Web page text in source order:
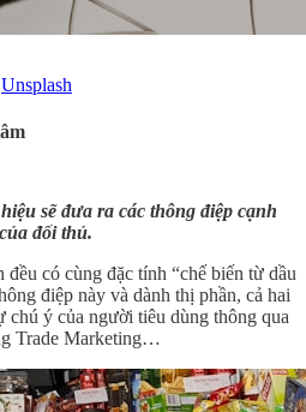
Unsplash
sẽ đưa ra các thông điệp cạnh
đối thủ.
có cùng đặc tính “chế biến từ dầu
điệp này và dành thị phần, cả hai
chú ý của người tiêu dùng thông qua
Trade Marketing…